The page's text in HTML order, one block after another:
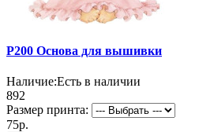
P200 Основа для вышивки
Наличие:Есть в наличии
892
Размер принта:
75р.